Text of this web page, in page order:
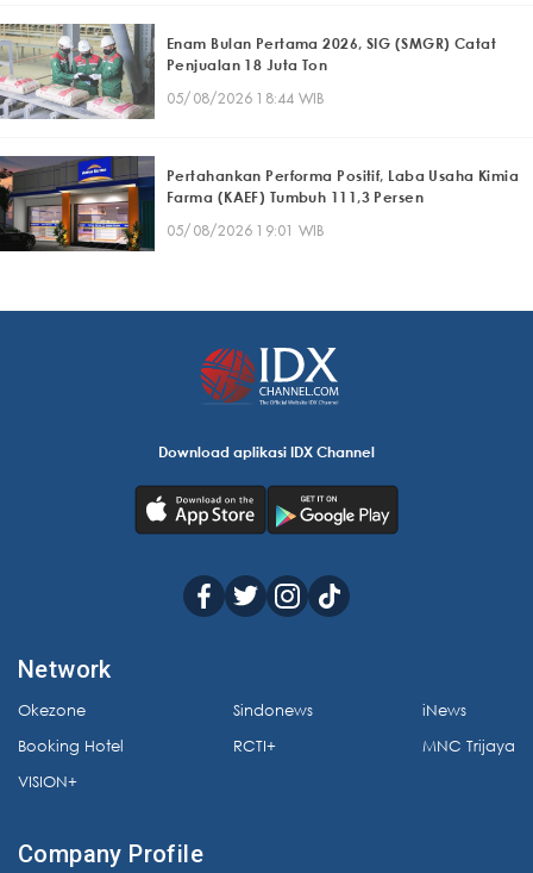
Enam Bulan Pertama 2026, SIG (SMGR) Catat
Penjualan 18 Juta Ton
05/08/2026 18:44 WIB
Pertahankan Performa Positif, Laba Usaha Kimia
Farma (KAEF) Tumbuh 111,3 Persen
05/08/2026 19:01 WIB
Download aplikasi IDX Channel
Network
Okezone
Booking Hotel
VISION+
Sindonews
RCTI+
iNews
MNC Trijaya
Company Profile